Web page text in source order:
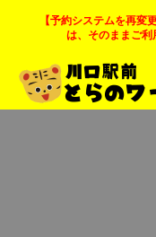
【予約システムを再変
は、そのままご利